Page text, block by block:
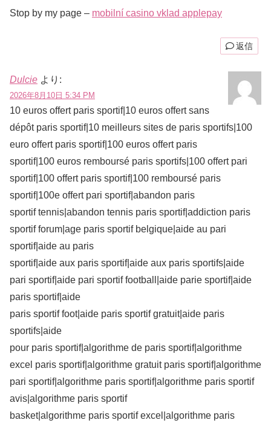
Stop by my page – mobilní casino vklad applepay
返信
Dulcie より:
2026年8月10日 5:34 PM
10 euros offert paris sportif|10 euros offert sans
dépôt paris sportif|10 meilleurs sites de paris sportifs|100
euro offert paris sportif|100 euros offert paris
sportif|100 euros remboursé paris sportifs|100 offert pari
sportif|100 offert paris sportif|100 remboursé paris
sportif|100e offert pari sportif|abandon paris
sportif tennis|abandon tennis paris sportif|addiction paris
sportif forum|age paris sportif belgique|aide au pari
sportif|aide au paris
sportif|aide aux paris sportif|aide aux paris sportifs|aide
pari sportif|aide pari sportif football|aide parie sportif|aide
paris sportif|aide
paris sportif foot|aide paris sportif gratuit|aide paris
sportifs|aide
pour paris sportif|algorithme de paris sportif|algorithme
excel paris sportif|algorithme gratuit paris sportif|algorithme
pari sportif|algorithme paris sportif|algorithme paris sportif
avis|algorithme paris sportif
basket|algorithme paris sportif excel|algorithme paris